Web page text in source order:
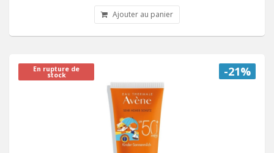
Ajouter au panier
En rupture de
stock -21%